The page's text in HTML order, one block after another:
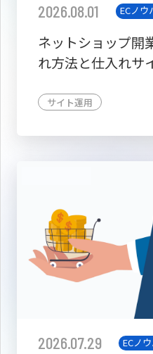
2026.08.01 ECノウ
ネットショップ開
れ方法と仕入れサ
サイト運用
2026.07.29 ECノ